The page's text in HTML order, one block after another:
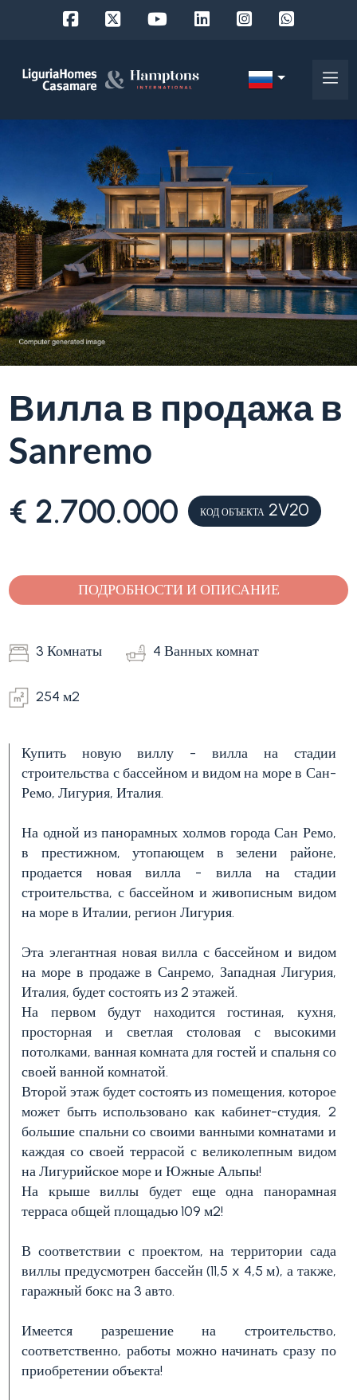
Вилла в продажа в
Sanremo
€ 2.700.000 КОД ОБЪЕКТА 2V20
ПОДРОБНОСТИ И ОПИСАНИЕ
3 Комнаты 4 Ванных комнат
254 м2
Купить новую виллу - вилла на стадии
строительства с бассейном и видом на море в Сан-
Ремо, Лигурия, Италия.
На одной из панорамных холмов города Сан Ремо,
в престижном, утопающем в зелени районе,
продается новая вилла - вилла на стадии
строительства, с бассейном и живописным видом
на море в Италии, регион Лигурия.
Эта элегантная новая вилла с бассейном и видом
на море в продаже в Санремо, Западная Лигурия,
Италия, будет состоять из 2 этажей.
На первом будут находится гостиная, кухня,
просторная и светлая столовая с высокими
потолками, ванная комната для гостей и спальня со
своей ванной комнатой.
Второй этаж будет состоять из помещения, которое
может быть использовано как кабинет-студия, 2
большие спальни со своими ванными комнатами и
каждая со своей террасой с великолепным видом
на Лигурийское море и Южные Альпы!
На крыше виллы будет еще одна панорамная
терраса общей площадью 109 м2!
В соответствии с проектом, на территории сада
виллы предусмотрен бассейн (11,5 x 4,5 м), а также,
гаражный бокс на 3 авто.
Имеется разрешение на строительство,
соответственно, работы можно начинать сразу по
приобретении объекта!
RU
О
нас
Наши
услуги
Избранное
выберите район
Город
Тип
квартиры
(Вилла,
-
Жилая
Цена
(управляемой
Количество
спален
Любая
1
2
3+
варианты
-
множественный
выбор